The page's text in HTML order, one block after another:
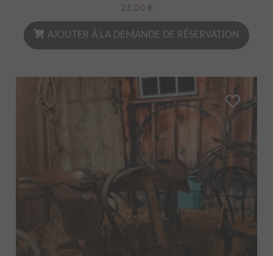
25.00 €
AJOUTER À LA DEMANDE DE RÉSERVATION